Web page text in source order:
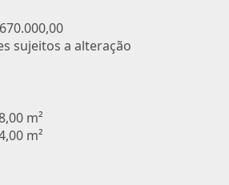
sujeitos a alteração
m²
m²